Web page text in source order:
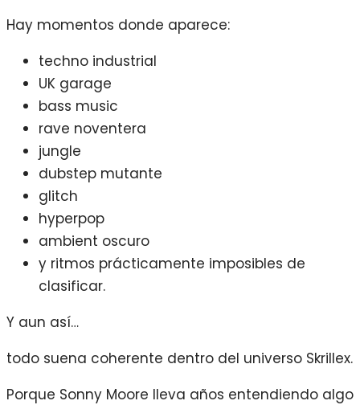
Hay momentos donde aparece:
techno industrial
UK garage
bass music
rave noventera
jungle
dubstep mutante
glitch
hyperpop
ambient oscuro
y ritmos prácticamente imposibles de
clasificar.
Y aun así…
todo suena coherente dentro del universo Skrillex.
Porque Sonny Moore lleva años entendiendo algo